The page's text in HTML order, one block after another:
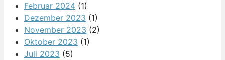
Februar 2024 (1)
Dezember 2023 (1)
November 2023 (2)
Oktober 2023 (1)
Juli 2023 (5)